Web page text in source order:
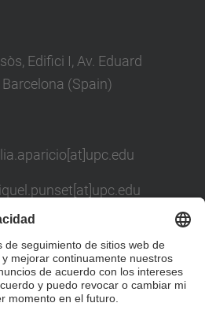
Edifici I, Av. Eduard
(Spain)